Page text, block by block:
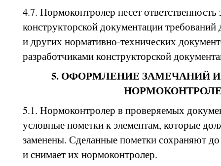
4.7. Нормоконтролер несет ответственность
конструкторской документации
и других нормативно-технических
разработчиками конструкторской
5. ОФОРМЛЕНИЕ ЗАМЕЧАНИЙ
5.1. Нормоконтролер в проверяемых
условные пометки к элементам, которые
заменены. Сделанные пометки сохраняют
и снимает их нормоконтролер.